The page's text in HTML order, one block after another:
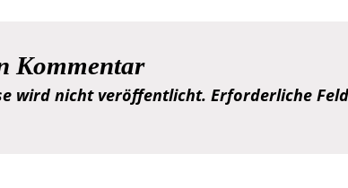
Kommentar
wird nicht veröffentlicht. Erforderliche